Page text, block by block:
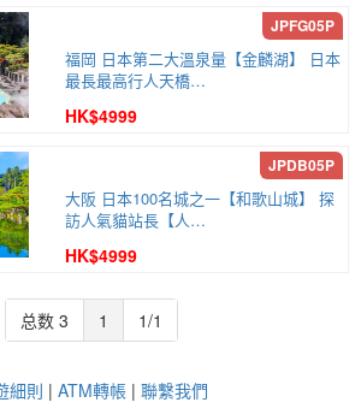
福岡 日本第二大溫泉量【金麟湖】 日本
最長最高行人天橋…
HK$4999
大阪 日本100名城之一【和歌山城】 探
訪人氣貓站長【人…
HK$4999
总数 3 1 1/1
細則 | ATM轉帳| 聯繫我們